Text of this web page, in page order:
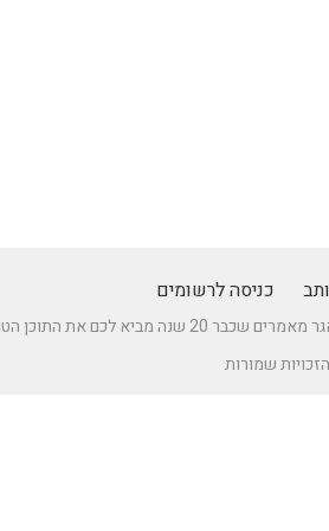
כניסה לרשומים
לכם את התוכן הטוב ביותר בישראל במגוון תחומים.